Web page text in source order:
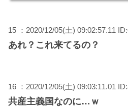
15 ：2020/12/05(土) 09:02:57.11
あれ？これ来てるの？
16 ：2020/12/05(土) 09:03:11.01
共産主義国なのに…ｗ